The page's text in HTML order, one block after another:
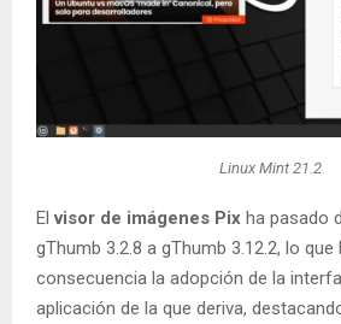
Linux Mint 21.2
Elvisor de imágenes Pix ha pasado
gThumb 3.2.8 a gThumb 3.12.2, lo
consecuencia la adopción de la
aplicación de la que deriva,